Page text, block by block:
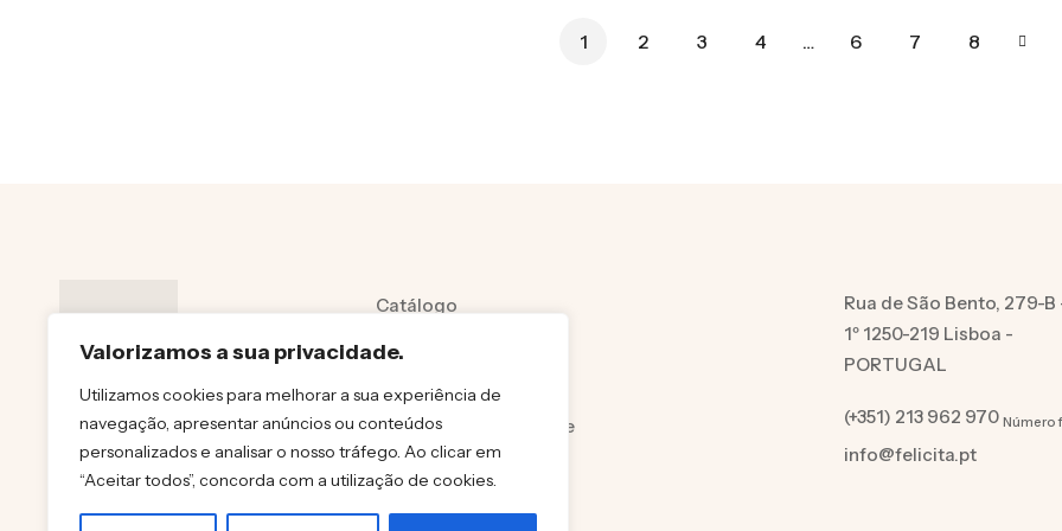
Valorizamos a sua privacidade.
Utilizamos cookies para melhorar a sua experiência de
navegação, apresentar anúncios ou conteúdos
personalizados e analisar o nosso tráfego. Ao clicar em
“Aceitar todos”, concorda com a utilização de cookies.
1 2 3 4 … 6 7 8
Catálogo
Sobre
Contactos
Política de privacidade
Polítiica de cookies
Rua de São Bento, 279-B
1º 1250-219 Lisboa -
PORTUGAL
(+351) 213 962 970Número
info@felicita.pt